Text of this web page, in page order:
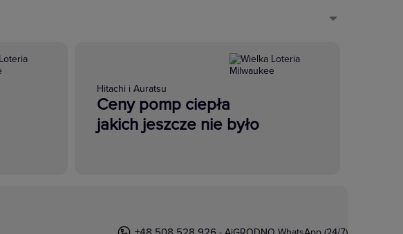
Hitachi i Auratsu
Ceny pomp ciepła
jakich jeszcze nie było